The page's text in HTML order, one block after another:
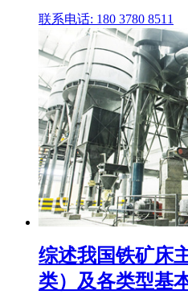
联系电话: 180 3780 8511
综述我国铁矿床
类）及各类型基